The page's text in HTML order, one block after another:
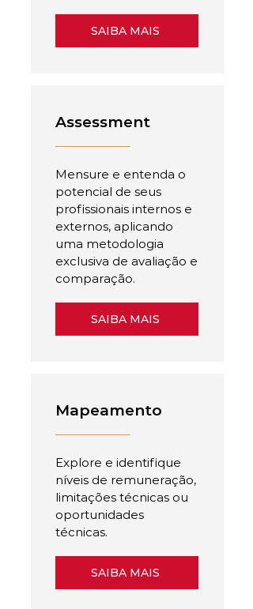
SAIBA MAIS
Assessment
Mensure e entenda o
potencial de seus
profissionais internos e
externos, aplicando
uma metodologia
exclusiva de avaliação e
comparação.
SAIBA MAIS
Mapeamento
Explore e identifique
níveis de remuneração,
limitações técnicas ou
oportunidades
técnicas.
SAIBA MAIS